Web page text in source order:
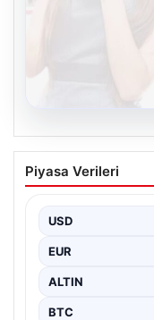
Kelebek.Org
Adresi Ve
sağlaması kritik bir
birçok…
Piyasa Verileri
USD
EUR
ALTIN
BTC